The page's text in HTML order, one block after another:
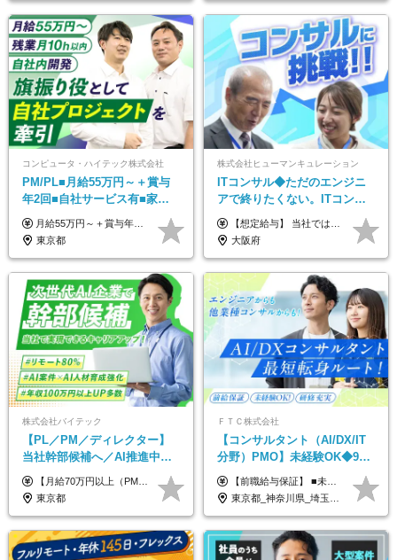
コンピュータ・ハイテック株式会社
PM/PL■月給55万円～＋賞与
年2回■自社サービス有■家族
手当有■残業月10h
月給55万円～＋賞与年2回＋決算賞与＋残業代全額支給＋各手当 ※月給の金額は経験やスキルを考慮して、決定します ※残業代は別途全額支給します ※試用期間6ヶ月（期間中の給与・待遇に差異はありません） ★7期連続決算賞与支給中！
東京都
株式会社ヒューマンキュレーション
ITコンサル◆ただのエンジニ
アで終りたくない。ITコンサ
ル・PMに挑戦出来る！成長中
の次世代IT企業
【想定給与】 当社では、すべてのプロジェクトで受注単価を完全開示。 給与はその単価に連動し、還元率は80％以上を保証しています。 経験・スキル・貢献度に応じて報酬を正当に評価し、前職年収の保証も行っています。 ■正社員 月給35万円以上＋賞与年2回（みなし残業20h分含む） ◇試用期間は3ヶ月（期間中の待遇に変更なし） ◇みなし残業は案件先によって異なります。詳細は面談にてご説明致します。 ※経験・スキルを考慮し優遇 年収例： ・29歳女性／年収700万円（開発→上流転向） ・38歳男性／年収1,100万円（PMO・マネジメント） ・47歳男性／年収1,300万円（ITコンサル・高裁量案件）
大阪府
株式会社バイテック
【PL／PM／ディレクター】
当社幹部候補へ／AI推進中！
目指せるAI人材／年収800万円
以上可／リモート80％
【月給70万円以上（PM）／想定年収840万円以上】 ★詳しくは下記をご参照ください！ ■SE/PL/テスト計画以降などの上流フェーズ 月給53万円以上 ※想定年収636万円以上 ■PM/ディレクター（管理職・幹部候補） 月給70万円以上 ※想定年収840万円以上 ※単価の変動により給与も随時更新（完全単価連動型） ※育成枠については個人の経験・能力を考慮し決定 ※超過勤務については別途残業手当を支給 【固定残業代について】 なし（残業代は、実際の労働時間に応じて別途全額支給）
東京都
ＦＴＣ株式会社
【コンサルタント（AI/DX/IT
分野）PMO】未経験OK◆9期
連続大幅増益！AI企業へ進化
中◆ポジション多数
【前職給与保証】 ■未経験者： 月給30万円～35万円 ■ローキャリア（経験目安1年程度）： 月給35万円～40万円 ■経験者（経験目安3年以上）： 月給40万円～60万円 ■即戦力（経験目安5年以上）： 月給45万円～80万円 ※上記金額には固定残業代30時間分 【未経験者5万5000円～7万3000円、 ローキャリア6万4000円～7万3000円、 経験者5万8000円～10万9000円、 即戦力8万2000円～14万5000円】を含みます。 ※30時間を超える場合は追加で全額支給します。 ※経験・能力・前職給与などを総合的に評価したうえでご納得いただけるよう個別決定。 未経験者の場合、前職給与とポテンシャルを査定のうえ決定いたします。 ※日本国内でのIT業界経験、または同等の実務経験と能力に応じて決定します。 ※前職給与は日本円かつ、日本国内での実績に基づき評価します。 【納得の評価システム】 ★クォーター毎に査定する評価制度導入！ 明確な評価基準で翌年度年収を上げましょう！ ★評価対象期間に在籍中のほとんどの社員が昇給し 年収アップを実現しています！ ★様々なインセンティブ制度を用意し多角的に正当評価しています！ ※試用期間6カ月（期間中の待遇等に差異なし）
東京都_神奈川県_埼玉県_千葉県